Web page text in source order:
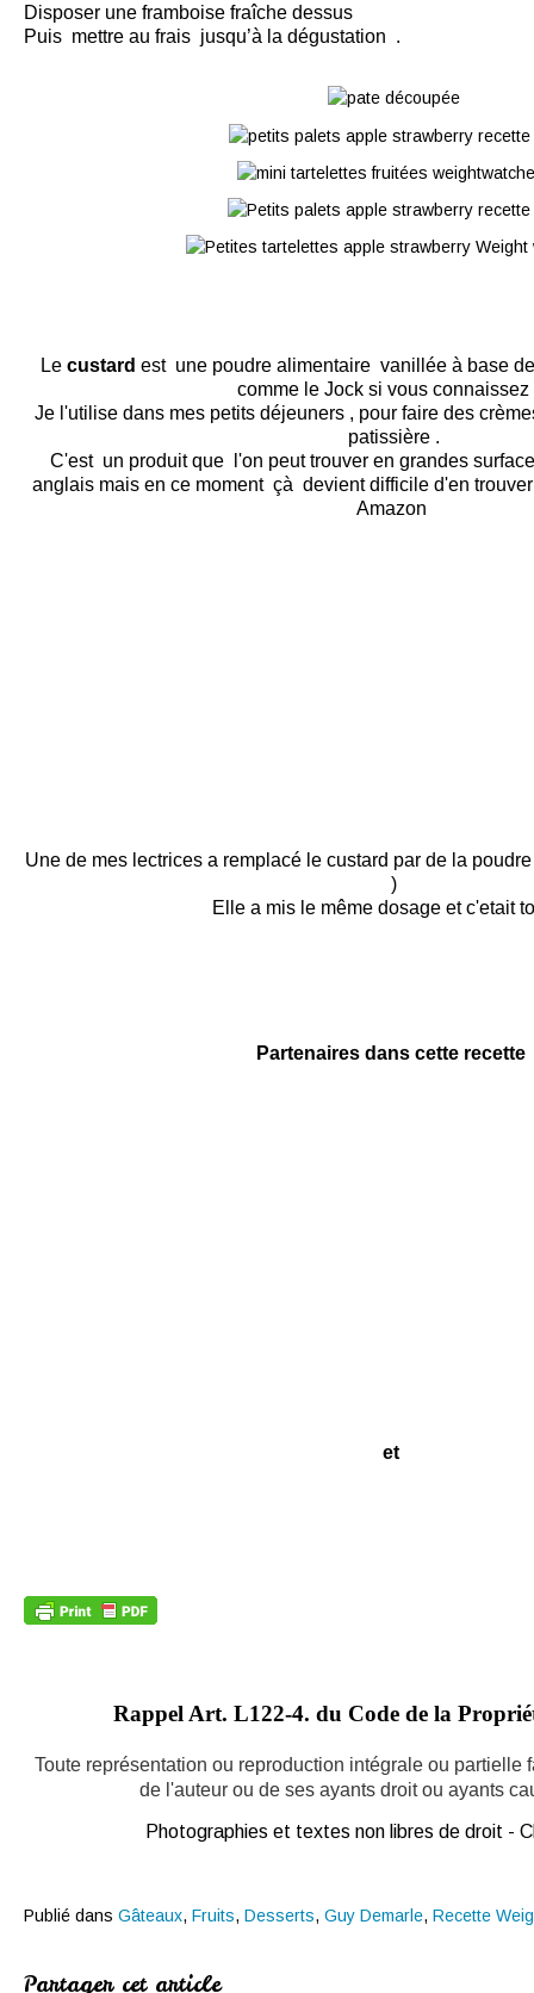
Disposer une framboise fraîche dessus
Puis mettre au frais jusqu’à la dégustation .
Le custard est une poudre alimentaire vanillée à base
comme le Jock si vous connaissez
Je l'utilise dans mes petits déjeuners , pour faire des
patissière .
C'est un produit que l'on peut trouver en grandes
anglais mais en ce moment çà devient difficile d'en
Amazon
Une de mes lectrices a remplacé le custard par de la
)
Elle a mis le même dosage et c'etait
Partenaires dans cette recette
et
Rappel Art. L122-4. du Code de la
Toute représentation ou reproduction intégrale ou partielle
de l'auteur ou de ses ayants droit ou ayants
Photographies et textes non libres de droit -
Publié dans Gâteaux, Fruits, Desserts, Guy Demarle, Recette
Partager cet article